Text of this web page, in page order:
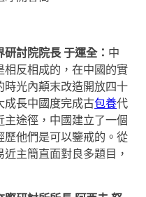
討院院長 于運全： 中
相反相成的，在中國的實
時光內顛末改造開放四十
成長中國度完成古包養代
主途徑，中國建立了一個
歷他們是可以鑒戒的。從
主簡直面對良多題目，